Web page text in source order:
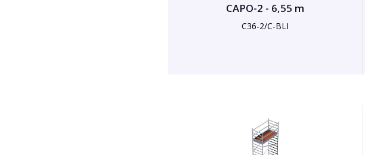
CAPO-2 - 6,55 m
C36-2/C-BLI